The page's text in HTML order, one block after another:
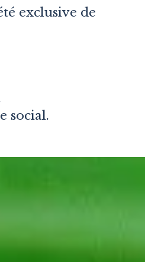
exclusive de
social.